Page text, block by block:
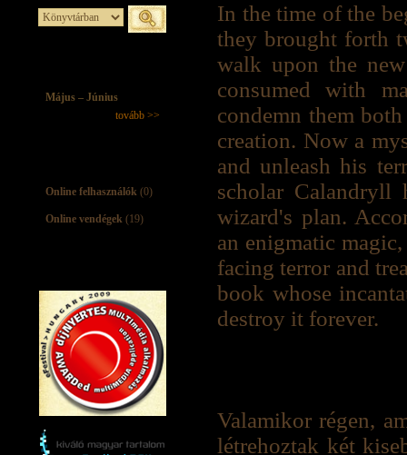
Május – Június
tovább >>
Online felhasználók (0)
Online vendégek (19)
In the time of the
they brought forth
walk upon the
consumed with
condemn them
creation. Now a
and unleash his
scholar
wizard's plan.
an enigmatic
facing terror and
book whose
destroy it forever.
Valamikor régen,
létrehoztak két